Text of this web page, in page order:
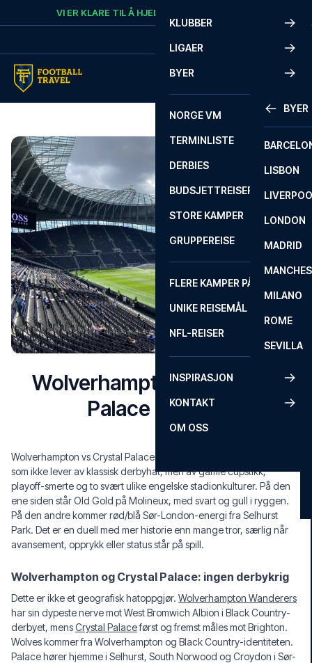
Skip to contentVI ER KLARE TIL Å HJELPE
KLUBBER
LIGAER
BYER
BYER
LISBON
LONDON
MADRID
MILANO
ROME
SEVILLA
NORGE VM
TERMINLISTE
DERBIES
BUDSJETTREISER
STORE KAMPER
GRUPPEREISE
FLERE KAMPER PÅ ÉN REISE
UNIKE REISEMÅL
NFL-REISER
INSPIRASJON
KONTAKT
OM OSS
Wolverhampton vs Crystal
Palace billetter
Wolverhampton vs Crystal Palace billetter åpner døren til et oppgjør
som ikke lever av klassisk derbyhat, men av gamle cupstikk,
playoff-smerte og to svært ulike engelske stadionkulturer. På den
ene siden står Old Gold på Molineux, med svart og gull i ryggen.
På den andre kommer rød/blå Sør-London-energi fra Selhurst
Park. Det er en duell med mer historie enn mange tror, særlig når
avansement, opprykk eller status står på spill.
Wolverhampton og Crystal Palace: ingen derbykrig
Dette er ikke et geografisk hatoppgjør. Wolverhampton Wanderers
har sin dypeste nerve mot West Bromwich Albion i Black Country-
derbyet, mensCrystal Palaceførst og fremst måles mot Brighton.
Wolves kommer fra Wolverhampton og Black Country-identiteten.
Palace hører hjemme i Selhurst, South Norwood og Croydon i Sør-